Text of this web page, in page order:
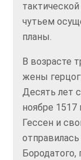
чутьем
планы.
В возрасте
жены
Десять лет
ноябре
Гессен и